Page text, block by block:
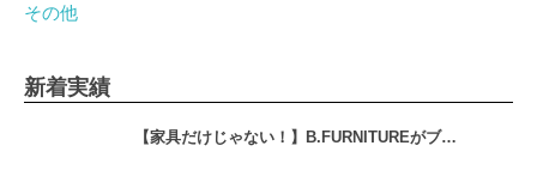
その他
新着実績
【家具だけじゃない！】B.FURNITUREがブ…